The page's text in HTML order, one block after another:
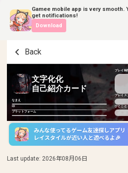
Gamee mobile app is very smooth.
get notifications!
Download
Back
文字化化
自己紹介カード
なまえ
ID
プラットフォーム
プレイ時
プレイス
ひとこと
みんな使ってるゲーム友達探しアプリ
レイスタイルが近い人と遊べるよ🎉
Last update: 2026年08月06日